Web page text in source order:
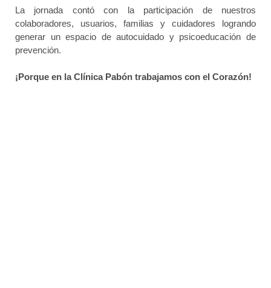
La jornada contó con la participación de nuestros
colaboradores, usuarios, familias y cuidadores logrando
generar un espacio de autocuidado y psicoeducación de
prevención.
¡Porque en la Clínica Pabón trabajamos con el Corazón!